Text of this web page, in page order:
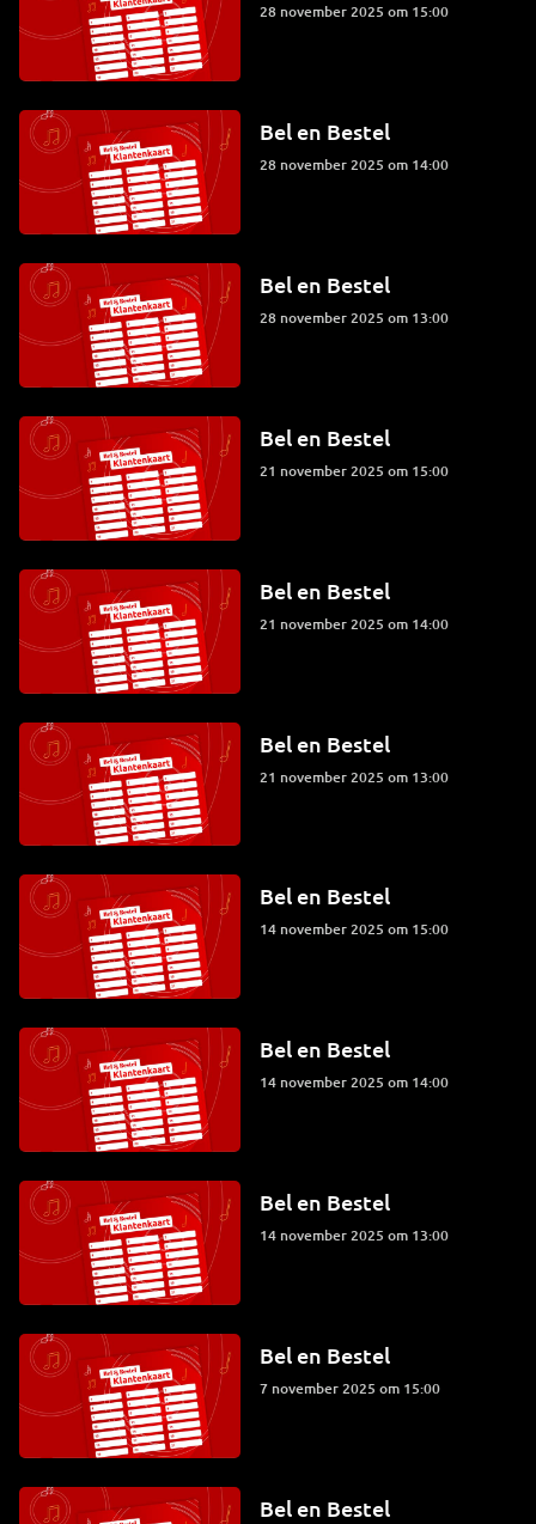
28 november 2025 om 15:00
Bel en Bestel
28 november 2025 om 14:00
Bel en Bestel
28 november 2025 om 13:00
Bel en Bestel
21 november 2025 om 15:00
Bel en Bestel
21 november 2025 om 14:00
Bel en Bestel
21 november 2025 om 13:00
Bel en Bestel
14 november 2025 om 15:00
Bel en Bestel
14 november 2025 om 14:00
Bel en Bestel
14 november 2025 om 13:00
Bel en Bestel
7 november 2025 om 15:00
Bel en Bestel